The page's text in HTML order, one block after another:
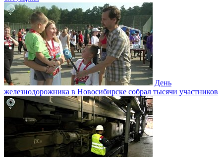
День
железнодорожника в Новосибирске собрал тысячи участников